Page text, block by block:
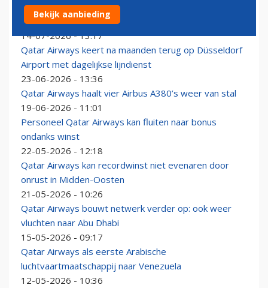
Qatar Airways annuleert deelname aan Farnborough
Airshow
14-07-2026 - 13:17
Qatar Airways keert na maanden terug op Düsseldorf
Airport met dagelijkse lijndienst
23-06-2026 - 13:36
Qatar Airways haalt vier Airbus A380’s weer van stal
19-06-2026 - 11:01
Personeel Qatar Airways kan fluiten naar bonus
ondanks winst
22-05-2026 - 12:18
Qatar Airways kan recordwinst niet evenaren door
onrust in Midden-Oosten
21-05-2026 - 10:26
Qatar Airways bouwt netwerk verder op: ook weer
vluchten naar Abu Dhabi
15-05-2026 - 09:17
Qatar Airways als eerste Arabische
luchtvaartmaatschappij naar Venezuela
12-05-2026 - 10:36
Bekijk aanbieding